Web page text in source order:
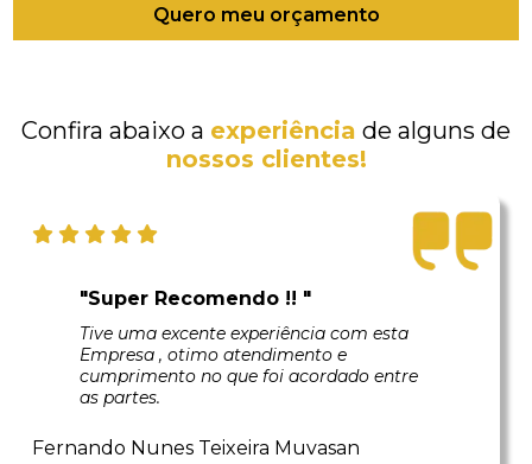
Quero meu orçamento
Confira abaixo a experiência de alguns de
nossos clientes!
"Super Recomendo !! "
Tive uma excente experiência com esta
Empresa , otimo atendimento e
cumprimento no que foi acordado entre
as partes.
Fernando Nunes Teixeira Muvasan